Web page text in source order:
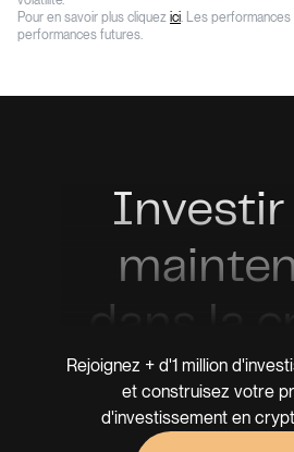
Pour en savoir plus cliquez ici. Les performances
performances futures.
Investir
dans la
Rejoignez + d'1 million
et construisez votre
d'investissement en